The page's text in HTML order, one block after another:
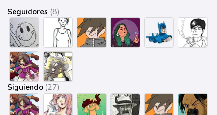
Seguidores (8)
Siguiendo (27)